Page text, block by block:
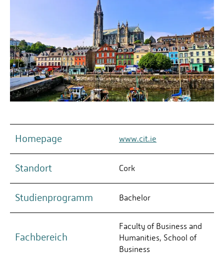
Homepage www.cit.ie
Standort Cork
Studienprogramm Bachelor
Fachbereich
Faculty of Business and
Humanities, School of
Business